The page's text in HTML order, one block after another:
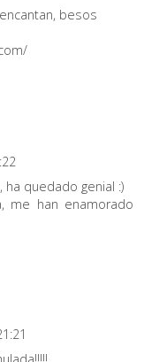
besos
quedado genial :)
me han enamorado